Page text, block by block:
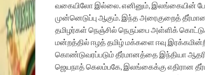
வகையிலோ இல்லை. எனினும், இலங்கையின்
முன்னெடுப்பு ஆகும். இந்த அரைகுறைத்
தமிழர்கள் நெஞ்சில் நெருப்பை அள்ளிக்
மன்றத்தில் ஈழத் தமிழ் மக்களை ஈவு
கொண்டுவரப்படும் தீர்மானத்தை இந்தியா
ஜெயநாத் கெலம்பகே, இலங்கைக்கு எதிரான